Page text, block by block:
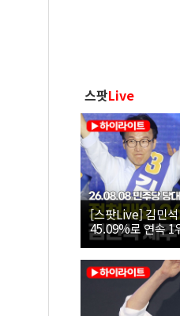
스팟Live
[스팟Live] 김민석
45.09%로 연속 1
26.08.08 더불어민
보 인천 합동연설